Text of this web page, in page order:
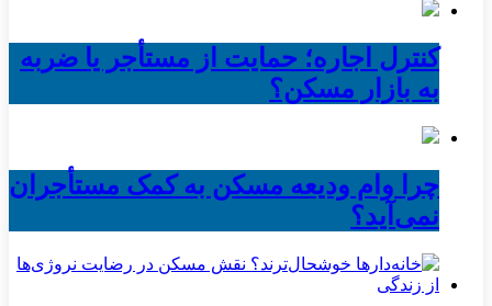
کنترل اجاره؛ حمایت از مستأجر یا ضربه
به بازار مسکن؟
چرا وام ودیعه مسکن به کمک مستأجران
نمی‌آید؟